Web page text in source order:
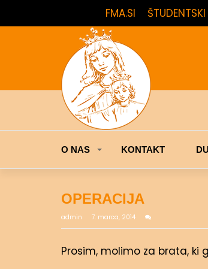
FMA.SI
O NAS KONTAKT
OPERACIJA
admin 7. marca, 2014
Prosim, molimo za brata, ki